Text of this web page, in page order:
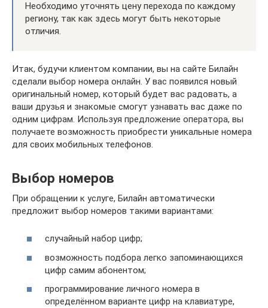
Необходимо уточнять цену перехода по каждому
региону, так как здесь могут быть некоторые
отличия.
Итак, будучи клиентом компании, вы на сайте Билайн
сделали выбор номера онлайн. У вас появился новый
оригинальный номер, который будет вас радовать, а
ваши друзья и знакомые смогут узнавать вас даже по
одним цифрам. Используя предложение оператора, вы
получаете возможность приобрести уникальные номера
для своих мобильных телефонов.
Выбор номеров
При обращении к услуге, Билайн автоматически
предложит выбор номеров такими вариантами:
случайный набор цифр;
возможность подбора легко запоминающихся
цифр самим абонентом;
программирование личного номера в
определённом варианте цифр на клавиатуре,